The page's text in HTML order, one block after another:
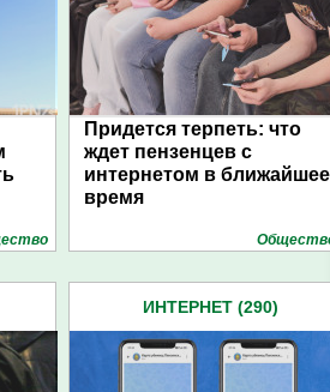
Придется терпеть: что
ждет пензенцев с
интернетом в ближайшее
время
ИНТЕРНЕТ (290)